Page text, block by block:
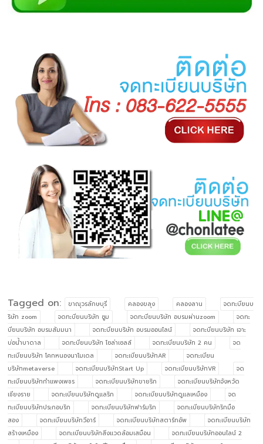
Tagged on: ขาณุวรลักษบุรี คลองขลุง คลองลาน
จดทะบียนบ
ริษัท zoom
จดทะบียนบริษัท ซูม จดทะบียนบริษัท อบรมผ่านzoom
จดทะ
บียนบริษัท อบรมสัมมนา
จดทะบียนบริษัท อบรมออนไลน์
จดทะบียนบริษัท เจาะ
บ่อน้ำบาดาล
จดทะบียนบริษัท โซล่าเซลล์ จดทะเบียนบริษัท 2 คน
จด
ทะเบียนบริษัท โคกหนองนาโมเดล
จดทะเบียนบริษัทAR
จดทะเบียน
บริษัทmetaverse
จดทะเบียนบริษัทStart Up จดทะเบียนบริษัทVR
จด
ทะเบียนบริษัทกำแพงเพชร
จดทะเบียนบริษัทขายริก
จดทะเบียนบริษัทจังหวัด
เชียงราย
จดทะเบียนบริษัทดูแลริก จดทะเบียนบริษัทดูแลเหมือง
จด
ทะเบียนบริษัทประกอบริก
จดทะเบียนบริษัทฟาร์มริก
จดทะเบียนบริษัทริกมือ
สอง
จดทะเบียนบริษัทวีอาร์ จดทะเบียนบริษัทสตาร์ทอัพ
จดทะเบียนบริษัท
สร้างเหมือง
จดทะเบียนบริษัทสิ่งแวดล้อมเสมือน
จดทะเบียนบริษัทออนไลน์ 2